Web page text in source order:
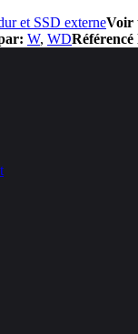
et SSD externeVoir
W WDRéférencé